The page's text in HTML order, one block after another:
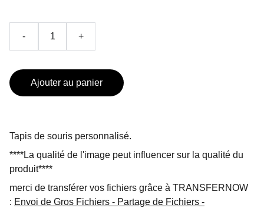
- +
Ajouter au panier
Tapis de souris personnalisé.
****La qualité de l'image peut influencer sur la qualité du
produit****
merci de transférer vos fichiers grâce à TRANSFERNOW
: Envoi de Gros Fichiers - Partage de Fichiers -